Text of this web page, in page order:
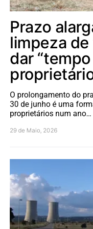
Prazo
limpeza
dar
O prolongamento do
30 de junho é uma
proprietários num ano…
29 de Maio, 2026